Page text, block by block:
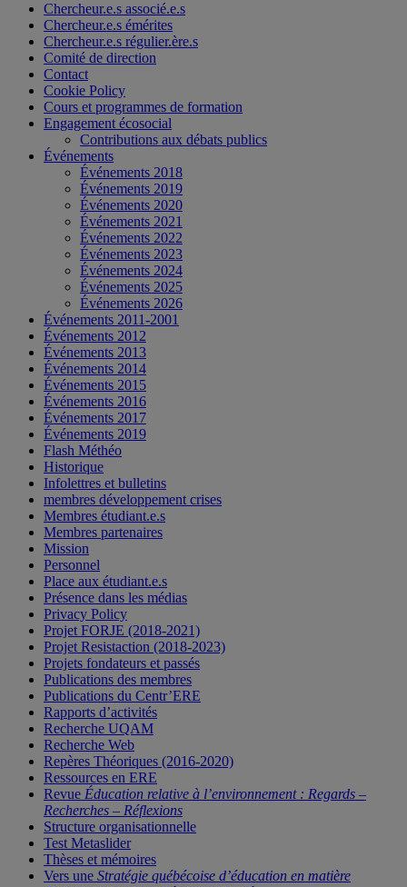
Chercheur.e.s associé.e.s
Chercheur.e.s émérites
Chercheur.e.s régulier.ère.s
Comité de direction
Contact
Cookie Policy
Cours et programmes de formation
Engagement écosocial
Contributions aux débats publics
Événements
Événements 2018
Événements 2019
Événements 2020
Événements 2021
Événements 2022
Événements 2023
Événements 2024
Événements 2025
Événements 2026
Événements 2011-2001
Événements 2012
Événements 2013
Événements 2014
Événements 2015
Événements 2016
Événements 2017
Événements 2019
Flash Méthéo
Historique
Infolettres et bulletins
membres développement crises
Membres étudiant.e.s
Membres partenaires
Mission
Personnel
Place aux étudiant.e.s
Présence dans les médias
Privacy Policy
Projet FORJE (2018-2021)
Projet Resistaction (2018-2023)
Projets fondateurs et passés
Publications des membres
Publications du Centr’ERE
Rapports d’activités
Recherche UQAM
Recherche Web
Repères Théoriques (2016-2020)
Ressources en ERE
Revue Éducation relative à l’environnement : Regards –
Recherches – Réflexions
Structure organisationnelle
Test Metaslider
Thèses et mémoires
Vers une Stratégie québécoise d’éducation en matière